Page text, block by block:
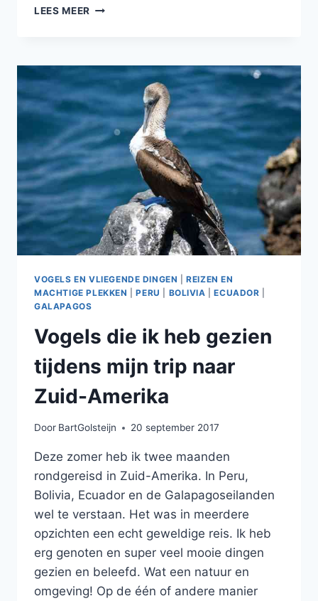
LEES MEER UIT
PARK
COTOPAXI
VOGELS EN VLIEGENDE DINGEN |REIZEN EN
MACHTIGE PLEKKEN
|PERU BOLIVIA |ECUADOR
GALAPAGOS
Vogels die ik heb gezien
tijdens mijn trip naar
Zuid-Amerika
Door BartGolsteijn 20 september 2017
Deze zomer heb ik twee maanden
rondgereisd in Zuid-Amerika. In Peru,
Bolivia, Ecuador en de Galapagoseilanden
wel te verstaan. Het was in meerdere
opzichten een echt geweldige reis. Ik heb
erg genoten en super veel mooie dingen
gezien en beleefd. Wat een natuur en
omgeving! Op de één of andere manier